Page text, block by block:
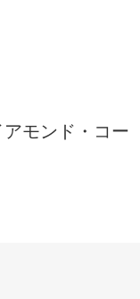
モンド・コー